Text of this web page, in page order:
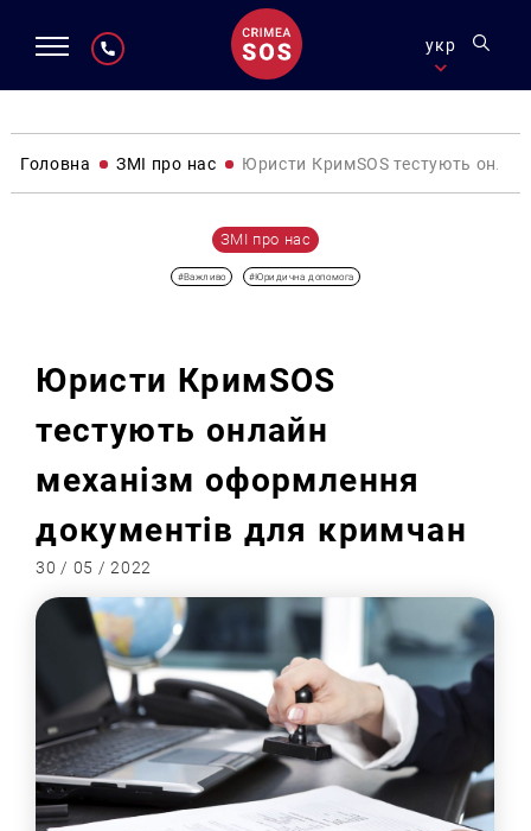
укр
Головна ЗМІ про нас Юристи КримSOS тестують
ЗМІ про нас
#Важливо #Юридична допомога
Юристи КримSOS
тестують онлайн
механізм оформлення
документів для кримчан
30 / 05 / 2022